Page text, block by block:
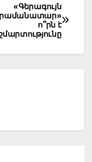
«Գերագույն
ո՞րն է